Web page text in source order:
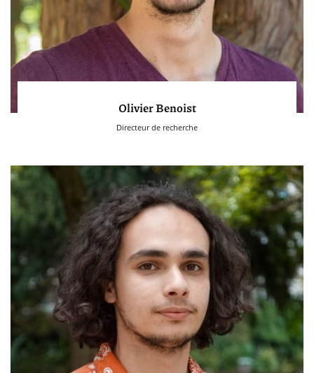
Olivier Benoist
Directeur de recherche